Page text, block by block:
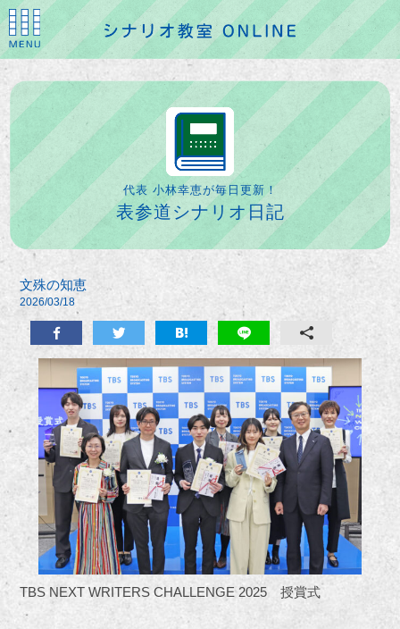
代表 小林幸恵が毎日更新！
表参道シナリオ日記
文殊の知恵
2026/03/18
TBS NEXT WRITERS CHALLENGE 2025 授賞式